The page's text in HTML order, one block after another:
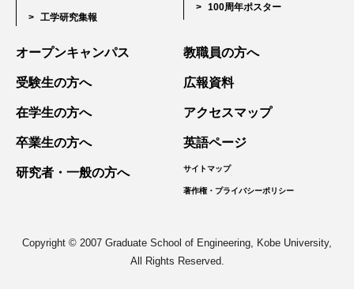
工学研究集報
100周年ポスター
オープンキャンパス
受験生の方へ
在学生の方へ
卒業生の方へ
研究者・一般の方へ
教職員の方へ
広報資料
アクセスマップ
英語ページ
サイトマップ
著作権・プライバシーポリシー
Copyright © 2007 Graduate School of Engineering, Kobe University,
All Rights Reserved.